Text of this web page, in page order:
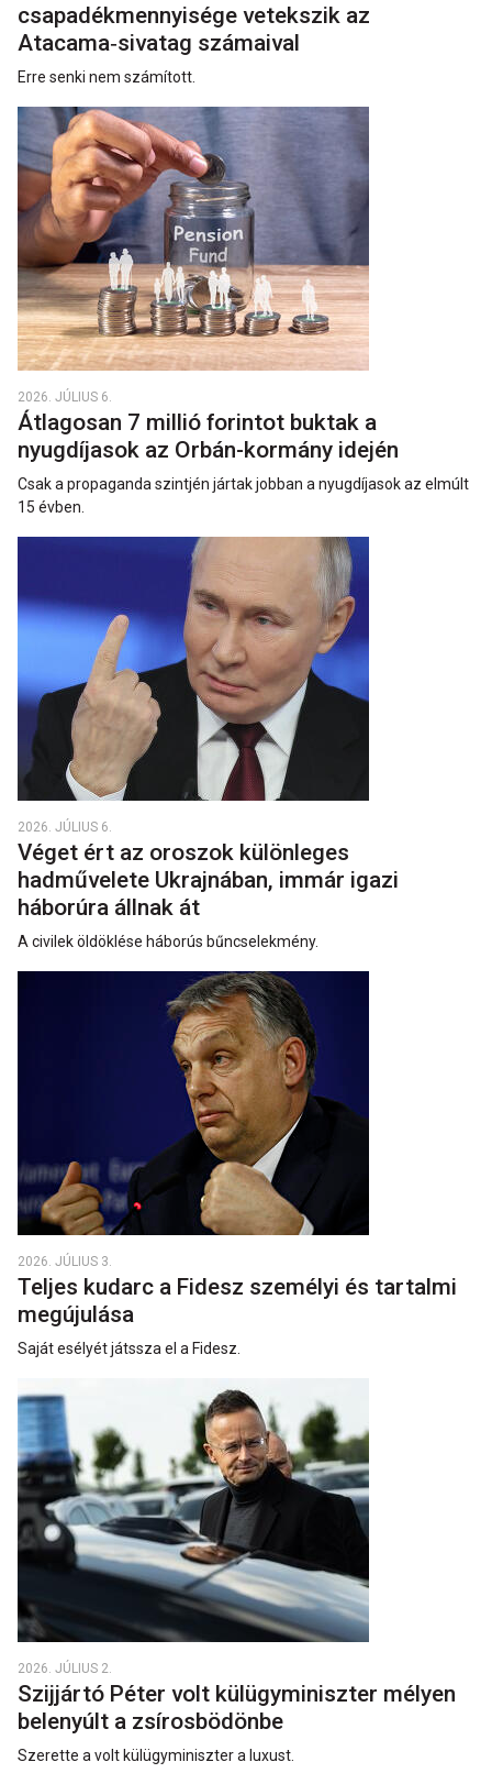
csapadékmennyisége vetekszik az
Atacama‑sivatag számaival
Erre senki nem számított.
2026. JÚLIUS 6.
Átlagosan 7 millió forintot buktak a
nyugdíjasok az Orbán-kormány idején
Csak a propaganda szintjén jártak jobban a nyugdíjasok az elmúlt
15 évben.
2026. JÚLIUS 6.
Véget ért az oroszok különleges
hadművelete Ukrajnában, immár igazi
háborúra állnak át
A civilek öldöklése háborús bűncselekmény.
2026. JÚLIUS 3.
Teljes kudarc a Fidesz személyi és tartalmi
megújulása
Saját esélyét játssza el a Fidesz.
2026. JÚLIUS 2.
Szijjártó Péter volt külügyminiszter mélyen
belenyúlt a zsírosbödönbe
Szerette a volt külügyminiszter a luxust.